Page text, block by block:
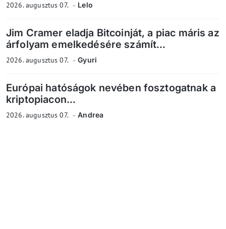
2026. augusztus 07. Lelo
Jim Cramer eladja Bitcoinját, a piac máris az
árfolyam emelkedésére számít...
2026. augusztus 07. Gyuri
Európai hatóságok nevében fosztogatnak a
kriptopiacon...
2026. augusztus 07. Andrea